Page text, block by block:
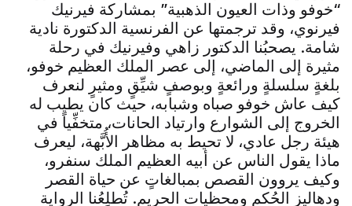
“خوفو وذات العيون الذهبية” بمشاركة فيرنيك
فيرنوي، وقد ترجمتها عن الفرنسية الدكتورة نادية
شامة. يصحبُنا الدكتور زاهي وفيرنيك في رحلة
مثيرة إلى الماضي، إلى عصر الملك العظيم خوفو،
بلغةٍ سلسلةٍ ورائعةٍ وبوصفٍ شيِّقٍ ومثيرٍ لنعرف
كيف عاش خوفو صباه وشبابه، حيث كان يطيب له
الخروج إلى الشوارع وارتياد الحانات، متخفِّياً في
هيئة رجل عادي، لا تحيط به مظاهر الأُبَّهة، ليعرف
ماذا يقول الناس عن أبيه العظيم الملك سنفرو،
وكيف يروون القصص بمبالغاتٍ عن حياة القصر
ودهاليز الحُكم ومحظيات الحريم. تُطلِعُنا الرواية